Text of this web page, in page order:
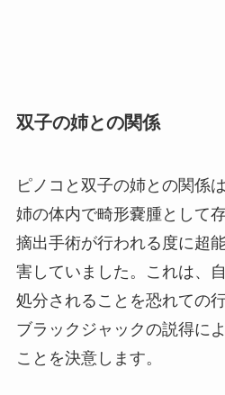
双子の姉との関係
ピノコと双子の姉との関係
姉の体内で畸形嚢腫として
摘出手術が行われる度に超
害していました。これは、
処分されることを恐れての
ブラックジャックの説得に
ことを決意します。